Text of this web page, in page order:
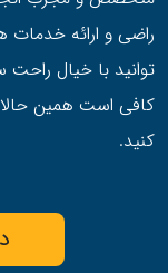
راضی و ارائه خدمات
توانید با خیال
کافی است همین
کنید.